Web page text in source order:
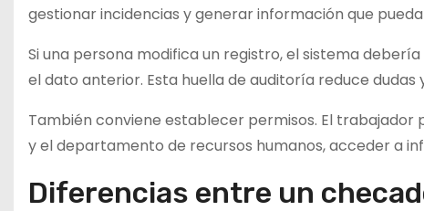
gestionar incidencias y generar información que
Si una persona modifica un registro, el sistema
el dato anterior. Esta huella de auditoría reduce
También conviene establecer permisos. El trabajador
y el departamento de recursos humanos, acceder a
Diferencias entre un